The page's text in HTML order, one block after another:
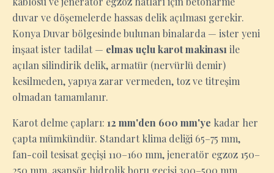
duvar ve döşemelerde hassas delik açılması gerekir.
Konya Duvar bölgesinde bulunan binalarda — ister yeni
inşaat ister tadilat — elmas uçlu karot makinası ile
açılan silindirik delik, armatür (nervürlü demir)
kesilmeden, yapıya zarar vermeden, toz ve titreşim
olmadan tamamlanır.
Karot delme çapları: 12 mm'den 600 mm'ye kadar her
çapta mümkündür. Standart klima deliği 65–75 mm,
fan-coil tesisat geçişi 110–160 mm, jeneratör egzoz 150–
250 mm, asansör hidrolik boru geçişi 300–500 mm